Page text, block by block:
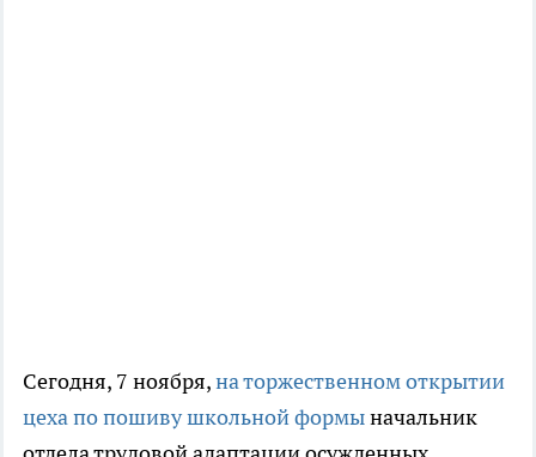
Сегодня, 7 ноября,на торжественном открытии
цеха по пошиву школьной формыначальник